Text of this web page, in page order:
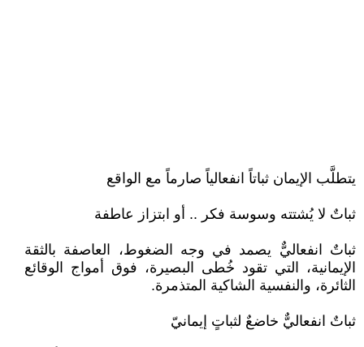
يتطلَّب الإيمان ثباتاً انفعالياً صارماً مع الواقع
ثباتٌ لا يُشتته وسوسة فكر .. أو ابتزاز عاطفة
ثباتٌ انفعاليٌّ يصمد في وجه الضغوط، العاصفة بالثقة
الإيمانية، التي تقود خُطى البصيرة، فوق أمواج الوقائع
الثائرة، والنفسية الشاكية المتذمرة.
ثباتٌ انفعاليٌّ خاضعٌ لثباتٍ إيمانيّ